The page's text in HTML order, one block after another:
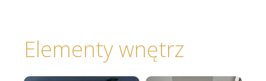
Elementy wnętrz